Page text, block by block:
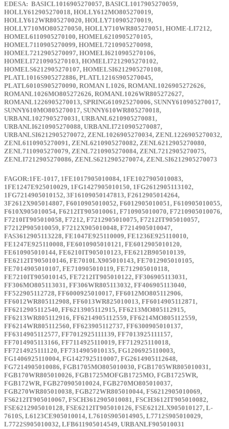
EDESA: BASICL1016905270057, BASICL1017905270059,
HOLLY612905270018, HOLLY612MO805270019,
HOLLY612WR805270020, HOLLY710905270019,
HOLLY710MO805270050, HOLLY710WR805270051, HOME-LI7212,
HOMEL6110905270100, HOMEL6210905270105,
HOMEL7110905270099, HOMEL7210905270098,
HOMEL7212905270097, HOMELI6210905270106,
HOMELI7210905270103, HOMELI7212905270102,
HOMELS6212905270107, HOMELSI6212905270108,
PLATL1016S905272886, PLATL1216S905270045,
PLATL6010S905270090, ROMAN L1026, ROMANL1026905272626,
ROMANL1026MO805272626, ROMANL1026WR805272627,
ROMANL1226905270013, SPRING610925270006, SUNNY610905270017,
SUNNY610MO805270017, SUNNY610WR805270018,
URBANL1027905270031, URBANL6210905270081,
URBANLI6210905270088, URBANLI7210905270087,
URBANLSI6212905270072, ZENL1026905270034, ZENL1226905270032,
ZENL6110905270091, ZENL6210905270082, ZENL6212905270080,
ZENL7110905270079, ZENL7210905270084, ZENL7212905270075,
ZENLI7212905270086, ZENLS6212905270074, ZENLSI6212905270073
FAGOR:1FE-1017, 1FE1017905010084, 1FE1027905010083,
1FE1247E925010029, 1FG1427905010150, 1FG2612905113102,
1FG7214905010152, 3F16109050147813, F2612905014264,
3F2612X905014807, F6010905010052, F6012905010051, F610905010055,
F610X905010054, F6212IT905010061, F710905010070, F7210905010076,
F7210IT905010058, F7212, F7212905010075, F7212IT905010057,
F7212P905010059, F7212X905010048, F7214905010047,
FAS3612905113228, FE1047E925110009, FE1236E925110010,
FE1247E925110008, FE6010905010121, FE6012905010120,
FE610905010144, FE6210IT905010123, FE6212B905010139,
FE6212IT905010146, FE7010LX905010143, FE7012905010105,
FE7014905010107, FE710905010119, FE712905010118,
FE7210IT905010145, FE7212IT905010122, FF306905113031,
FF306MO805113031, FF306WR805113032, FF406905113040,
FF522905112728, FF6000925010017, FF6012MO805112906,
FF6012WR805112908, FF6013WR825010013, FF6014905112871,
FF6212905112540, FF6213905112915, FF6213MO805112915,
FF6213WR805112916, FF6214905112559, FF6214MO805112559,
FF6214WR805112560, FF623905112737, FF6300905010137,
FF6314905112577, FF7012925111139, FF7013925111157,
FF7014905113166, FF7114925110019, FF712925110018,
FF7214925111120, FF7314905010135, FG1206925110003,
FG1406925110004, FG1427925110007, FG2614905112648,
FG7214905010086, FGB1705MO805010030, FGB1705WR805010031,
FGB170WR805010026, FGB1725MOFGB1725MO, FGB1725WR,
FGB172WR, FGB270905010024, FGB270MO805010037,
FGB270WR805010038, FGB272WR805010044, FS6212905010069,
FS6212IT905010067, FSCH3612905010081, FSCH3612IT905010082,
FSE6212905010128, FSE6212IT905010126, FSE6212LX905010127, L-
7610S, L6123CE905010014, L7610S905014905, L7712S905010029,
L7722S905010032, LFB611905014549, URBANLF905010031